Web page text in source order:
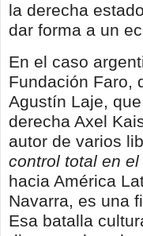
la derecha
dar forma a un
En el caso
Fundación Faro,
Agustín Laje,
derecha Axel
autor de varios
control total en
hacia América
Navarra, es una
Esa batalla